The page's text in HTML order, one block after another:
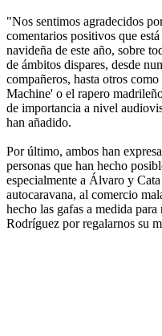
"Nos sentimos agradecidos
comentarios positivos que
navideña de este año, sobre
de ámbitos dispares, desde
compañeros, hasta otros
Machine' o el rapero
de importancia a nivel
han añadido.
Por último, ambos han
personas que han hecho
especialmente a Álvaro y
autocaravana, al comercio
hecho las gafas a medida
Rodríguez por regalarnos su